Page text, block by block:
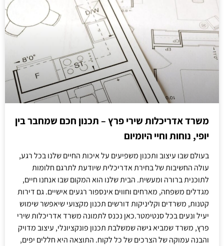
משרד אדריכלות שירי פרץ – תכנון חכם שמחבר בין
יופי, נוחות וחיי היומיום
בעולם שבו עיצוב ותכנון משפיעים על איכות החיים שלנו בכל רגע,
עולה החשיבות של בחירת אדריכלית שיודעת לתרגם חלומות
לתוכנית ברורה ומעשית. הבית שלנו הוא המקום שבו אנחנו חיים,
מגדלים משפחה, מארחים וחווים אינספור רגעים אישיים. גם דירות
קטנות, משרדים וקליניקות דורשים תכנון מקצועי שיאפשר שימוש
יעיל ונעים בכל סנטימטר.כאן נכנס לתמונה משרד אדריכלות שירי
פרץ, משרד שמביא גישה שמשלבת תכנון פונקציונלי, עיצוב מדויק
והבנה עמוקה של הצרכים של כל לקוח. התוצאה היא חללים יפים,